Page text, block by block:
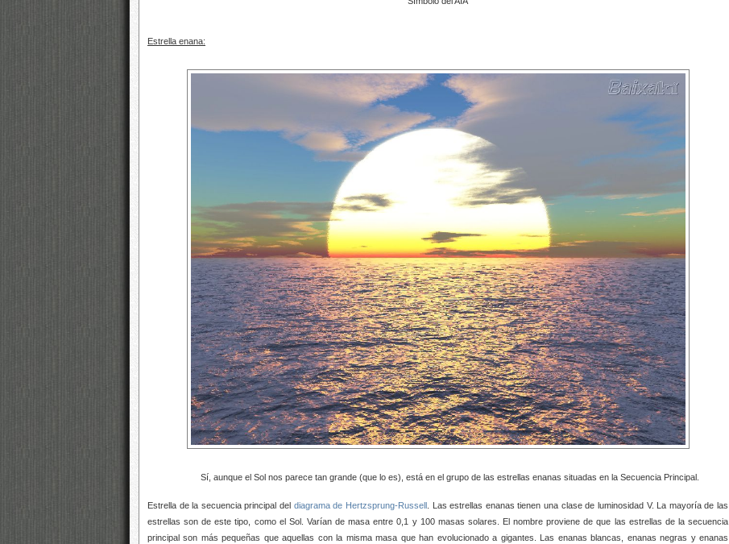
Estrella enana:
Sí, aunque el Sol nos parece tan grande (que lo es), está en el grupo de las estrellas enanas situadas en la Secuencia Principal.
Estrella de la secuencia principal del diagrama de Hertzsprung-Russell. Las estrellas enanas tienen una clase de luminosidad V. La mayoría de las
estrellas son de este tipo, como el Sol. Varían de masa entre 0,1 y 100 masas solares. El nombre proviene de que las estrellas de la secuencia
principal son más pequeñas que aquellas con la misma masa que han evolucionado a gigantes. Las enanas blancas, enanas negras y enanas